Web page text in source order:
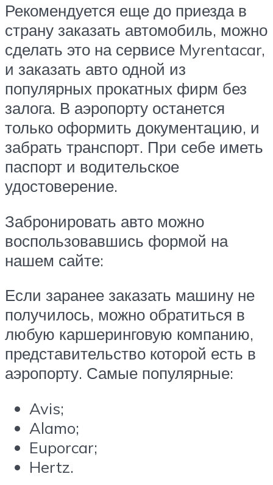
Рекомендуется еще до приезда в
страну заказать автомобиль, можно
сделать это на сервисе Myrentacar,
и заказать авто одной из
популярных прокатных фирм без
залога. В аэропорту останется
только оформить документацию, и
забрать транспорт. При себе иметь
паспорт и водительское
удостоверение.
Забронировать авто можно
воспользовавшись формой на
нашем сайте:
Если заранее заказать машину не
получилось, можно обратиться в
любую каршеринговую компанию,
представительство которой есть в
аэропорту. Самые популярные:
Avis;
Alamo;
Euporcar;
Hertz.